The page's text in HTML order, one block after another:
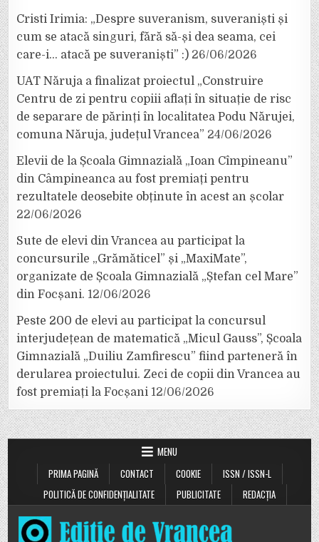
Cristi Irimia: „Despre suveranism, suveraniști și
cum se atacă singuri, fără să-și dea seama, cei
care-i… atacă pe suveraniști” :) 26/06/2026
UAT Năruja a finalizat proiectul „Construire
Centru de zi pentru copiii aflați în situație de risc
de separare de părinți în localitatea Podu Nărujei,
comuna Năruja, județul Vrancea” 24/06/2026
Elevii de la Școala Gimnazială „Ioan Cîmpineanu”
din Câmpineanca au fost premiați pentru
rezultatele deosebite obținute în acest an școlar
22/06/2026
Sute de elevi din Vrancea au participat la
concursurile „Grămăticel” și „MaxiMate”,
organizate de Școala Gimnazială „Ștefan cel Mare”
din Focșani. 12/06/2026
Peste 200 de elevi au participat la concursul
interjudețean de matematică „Micul Gauss”, Școala
Gimnazială „Duiliu Zamfirescu” fiind parteneră în
derularea proiectului. Zeci de copii din Vrancea au
fost premiați la Focșani 12/06/2026
MENU
PRIMA PAGINĂ
CONTACT COOKIE
ISSN / ISSN-L
POLITICĂ DE CONFIDENȚIALITATE
PUBLICITATE REDACȚIA